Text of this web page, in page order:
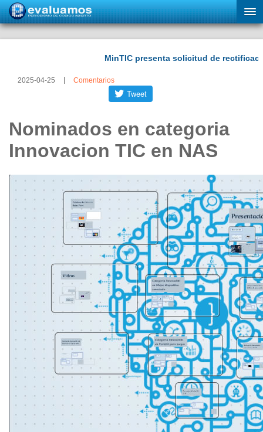
2025-04-25 Comentarios
Nominados en categori­a
Innovacion TIC en NAS